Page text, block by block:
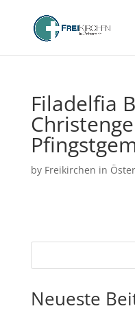
Filadelfia
by Freikirchen in
Neueste